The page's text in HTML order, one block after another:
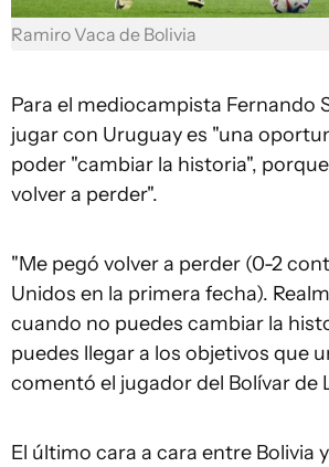
Ramiro Vaca de Bolivia
Para el mediocampista Fernando
jugar con Uruguay es "una
poder "cambiar la historia",
volver a perder".
"Me pegó volver a perder (0-2
Unidos en la primera fecha).
cuando no puedes cambiar la
puedes llegar a los objetivos que
comentó el jugador del Bolívar de
El último cara a cara entre Bolivia